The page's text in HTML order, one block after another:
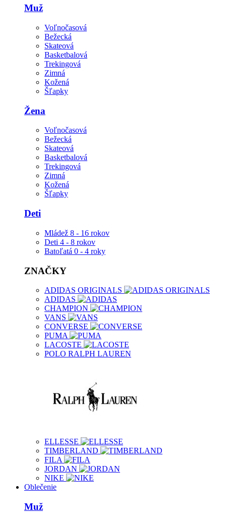
Muž
Voľnočasová
Bežecká
Skateová
Basketbalová
Trekingová
Zimná
Kožená
Šľapky
Žena
Voľnočasová
Bežecká
Skateová
Basketbalová
Trekingová
Zimná
Kožená
Šľapky
Deti
Mládež 8 - 16 rokov
Deti 4 - 8 rokov
Batoľatá 0 - 4 roky
ZNAČKY
ADIDAS ORIGINALS
ADIDAS
CHAMPION
VANS
CONVERSE
PUMA
LACOSTE
POLO RALPH LAUREN
ELLESSE
TIMBERLAND
FILA
JORDAN
NIKE
Oblečenie
Muž